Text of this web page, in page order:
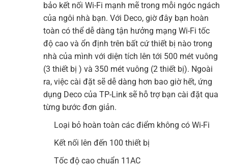
bảo kết nối Wi-Fi mạnh mẽ trong mỗi ngóc ngách
của ngôi nhà bạn. Với Deco, giờ đây bạn hoàn
toàn có thể dễ dàng tận hưởng mạng Wi-Fi tốc
độ cao và ổn định trên bất cứ thiết bị nào trong
nhà của mình với diện tích lên tới 500 mét vuông
(3 thiết bị ) và 350 mét vuông (2 thiết bị). Ngoài
ra, việc cài đặt sẽ dễ dàng hơn bao giờ hết, ứng
dụng Deco của TP-Link sẽ hỗ trợ bạn cài đặt qua
từng bước đơn giản.
Loại bỏ hoàn toàn các điểm không có Wi-Fi
Kết nối lên đến 100 thiết bị
Tốc độ cao chuẩn 11AC